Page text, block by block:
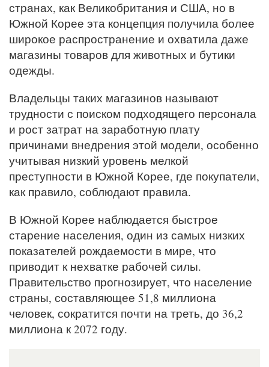
странах, как Великобритания и США, но в
Южной Корее эта концепция получила более
широкое распространение и охватила даже
магазины товаров для животных и бутики
одежды.
Владельцы таких магазинов называют
трудности с поиском подходящего персонала
и рост затрат на заработную плату
причинами внедрения этой модели, особенно
учитывая низкий уровень мелкой
преступности в Южной Корее, где покупатели,
как правило, соблюдают правила.
В Южной Корее наблюдается быстрое
старение населения, один из самых низких
показателей рождаемости в мире, что
приводит к нехватке рабочей силы.
Правительство прогнозирует, что население
страны, составляющее 51,8 миллиона
человек, сократится почти на треть, до 36,2
миллиона к 2072 году.